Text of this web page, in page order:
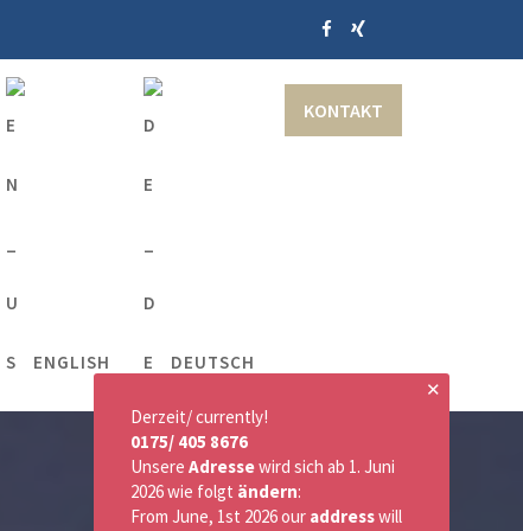
KONTAKT
ENGLISH DEUTSCH
✕
Derzeit/ currently!
0175/ 405 8676
Unsere Adressewird sich ab 1. Juni
2026 wie folgt ändern:
From June, 1st 2026 our addresswill